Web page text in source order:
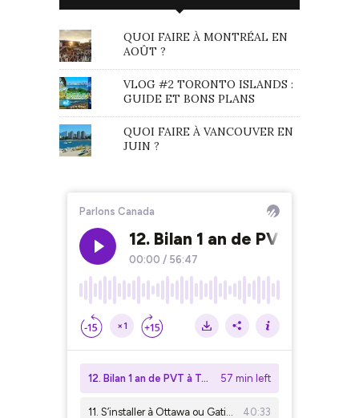
QUOI FAIRE À MONTRÉAL EN
AOÛT ?
VLOG #2 TORONTO ISLANDS :
GUIDE ET BONS PLANS
QUOI FAIRE À VANCOUVER EN
JUIN ?